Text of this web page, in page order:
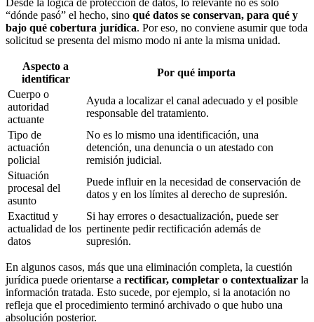
Desde la lógica de protección de datos, lo relevante no es solo
“dónde pasó” el hecho, sino qué datos se conservan, para qué y
bajo qué cobertura jurídica. Por eso, no conviene asumir que toda
solicitud se presenta del mismo modo ni ante la misma unidad.
Aspecto a
identificar
Por qué importa
Cuerpo o
autoridad
actuante
Ayuda a localizar el canal adecuado y el posible
responsable del tratamiento.
Tipo de
actuación
policial
No es lo mismo una identificación, una
detención, una denuncia o un atestado con
remisión judicial.
Situación
procesal del
asunto
Puede influir en la necesidad de conservación de
datos y en los límites al derecho de supresión.
Exactitud y
actualidad de los
datos
Si hay errores o desactualización, puede ser
pertinente pedir rectificación además de
supresión.
En algunos casos, más que una eliminación completa, la cuestión
jurídica puede orientarse a rectificar, completar o contextualizar la
información tratada. Esto sucede, por ejemplo, si la anotación no
refleja que el procedimiento terminó archivado o que hubo una
absolución posterior.